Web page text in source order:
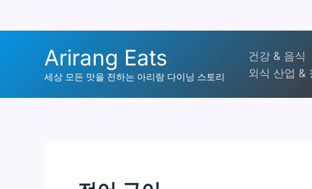
Arirang Eats
세상 모든 맛을 전하는 아리랑 다이닝 스토리
건강 & 음식
외식 산업 &